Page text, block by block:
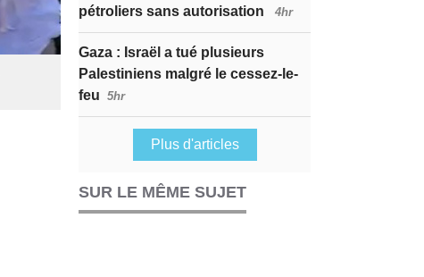
pétroliers sans autorisation
4hr
Gaza : Israël a tué plusieurs
Palestiniens malgré le cessez-le-
feu 5hr
Plus d'articles
SUR LE MÊME SUJET